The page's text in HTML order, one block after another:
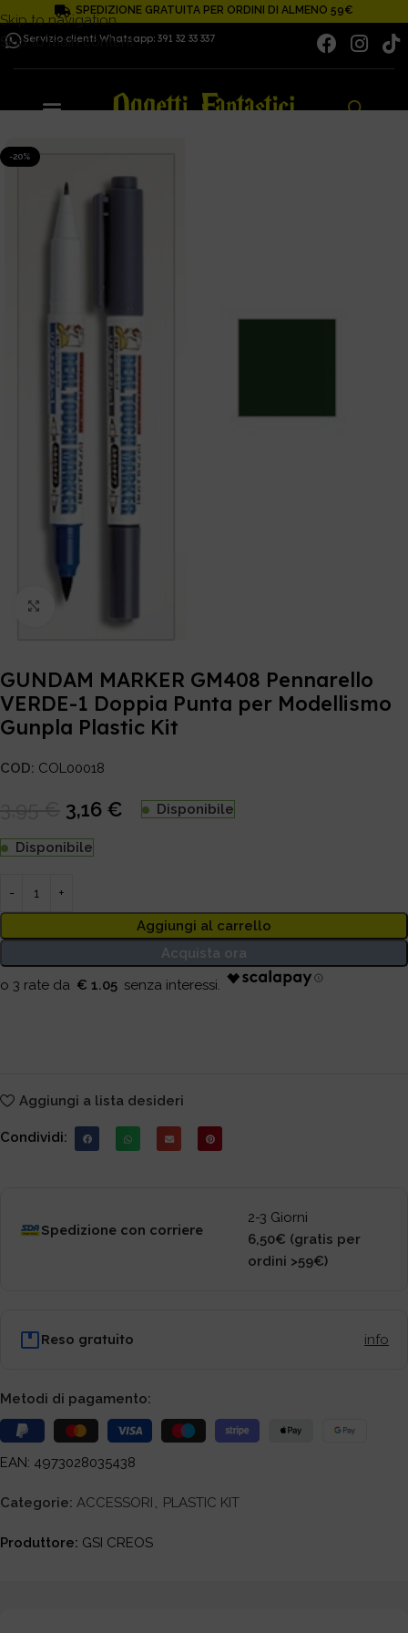
Skip to navigation
Skip to main content
SPEDIZIONE GRATUITA PER ORDINI DI ALMENO 59€
Servizio clienti Whatsapp: 391 32 33 337
-20%
Click to enlarge
GUNDAM MARKER GM408 Pennarello
VERDE-1 Doppia Punta per Modellismo
Gunpla Plastic Kit
COD: COL00018
3,16 € Disponibile
Disponibile
Aggiungi al carrello
Acquista ora
€ 1.05
Aggiungi a lista desideri
Condividi:
Spedizione con corriere
2-3 Giorni
6,50€ (gratis per
ordini >59€)
Reso gratuito info
Metodi di pagamento:
EAN: 4973028035438
Categorie: ACCESSORI , PLASTIC KIT
Produttore: GSI CREOS